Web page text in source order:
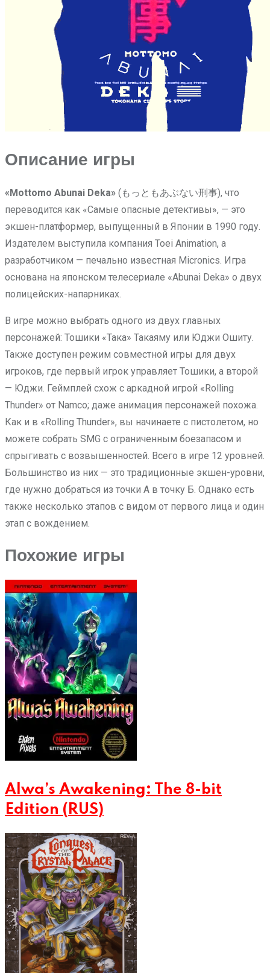
Описание игры
«Mottomo Abunai Deka» (もっともあぶない刑事), что
переводится как «Самые опасные детективы», — это
экшен-платформер, выпущенный в Японии в 1990 году.
Издателем выступила компания Toei Animation, а
разработчиком — печально известная Micronics. Игра
основана на японском телесериале «Abunai Deka» о двух
полицейских-напарниках.
В игре можно выбрать одного из двух главных
персонажей: Тошики «Така» Такаяму или Юджи Ошиту.
Также доступен режим совместной игры для двух
игроков, где первый игрок управляет Тошики, а второй
— Юджи. Геймплей схож с аркадной игрой «Rolling
Thunder» от Namco; даже анимация персонажей похожа.
Как и в «Rolling Thunder», вы начинаете с пистолетом, но
можете собрать SMG с ограниченным боезапасом и
спрыгивать с возвышенностей. Всего в игре 12 уровней.
Большинство из них — это традиционные экшен-уровни,
где нужно добраться из точки А в точку Б. Однако есть
также несколько этапов с видом от первого лица и один
этап с вождением.
Похожие игры
Alwa’s Awakening: The 8-bit
Edition (RUS)